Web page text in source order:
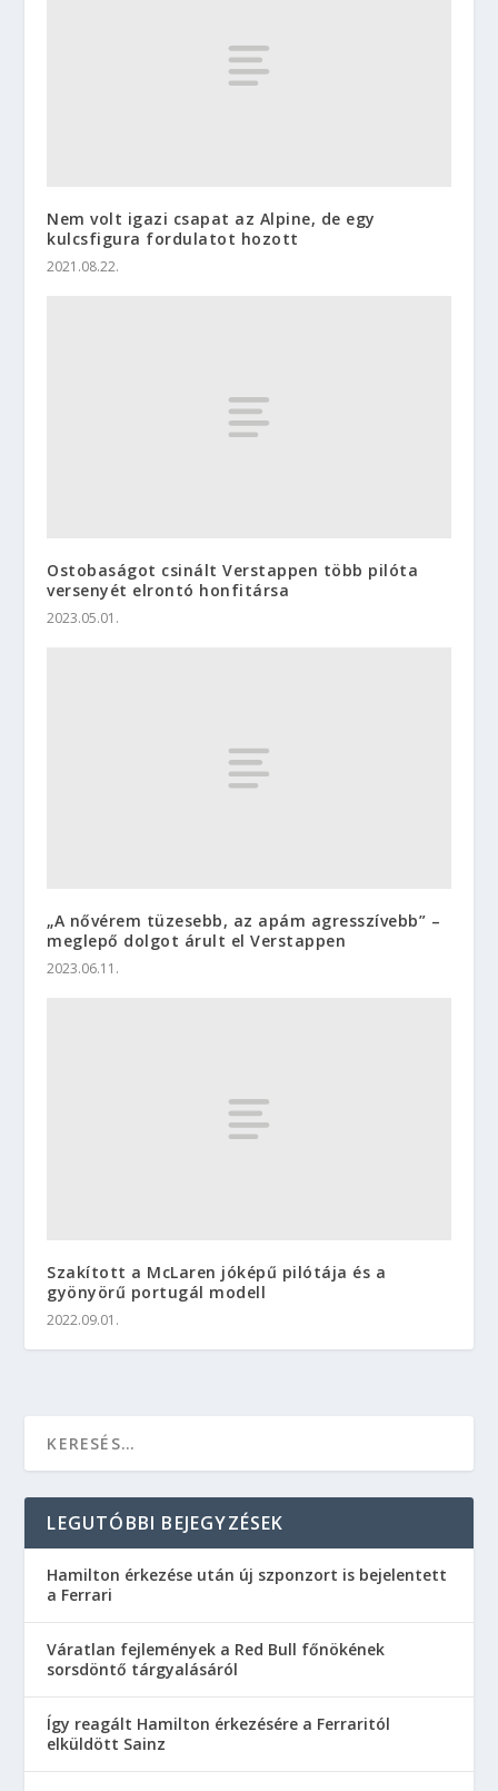
Nem volt igazi csapat az Alpine, de egy
kulcsfigura fordulatot hozott
2021.08.22.
Ostobaságot csinált Verstappen több pilóta
versenyét elrontó honfitársa
2023.05.01.
„A nővérem tüzesebb, az apám agresszívebb” –
meglepő dolgot árult el Verstappen
2023.06.11.
Szakított a McLaren jóképű pilótája és a
gyönyörű portugál modell
2022.09.01.
LEGUTÓBBI BEJEGYZÉSEK
Hamilton érkezése után új szponzort is bejelentett
a Ferrari
Váratlan fejlemények a Red Bull főnökének
sorsdöntő tárgyalásáról
Így reagált Hamilton érkezésére a Ferraritól
elküldött Sainz